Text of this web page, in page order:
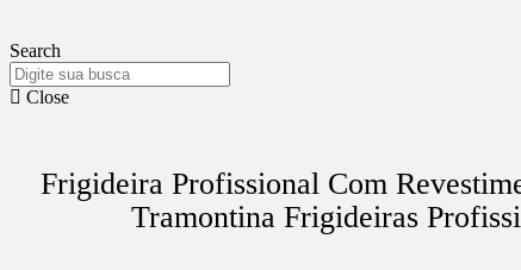
Search
Close
Frigideira Profissional Com
Tramontina Frigideiras